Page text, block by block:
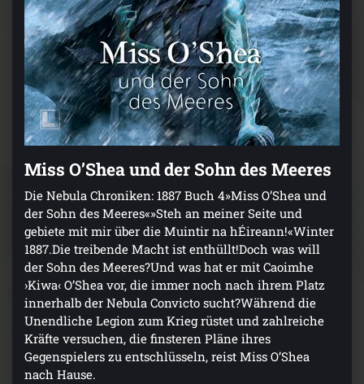
Miss O’Shea und der Sohn des Meeres
Die Nebula Chroniken: 1887 Buch 4»Miss O’Shea und
der Sohn des Meeres«»Steh an meiner Seite und
gebiete mit mir über die Muintir na hÉireann!«Winter
1887.Die treibende Macht ist enthüllt!Doch was will
der Sohn des Meeres?Und was hat er mit Caoimhe
›Kiwa‹ O’Shea vor, die immer noch nach ihrem Platz
innerhalb der Nebula Convicto sucht?Während die
Unendliche Legion zum Krieg rüstet und zahlreiche
Kräfte versuchen, die finsteren Pläne ihres
Gegenspielers zu entschlüsseln, reist Miss O’Shea
nach Hause.